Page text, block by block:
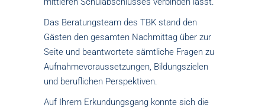
Das Beratungsteam des TBK stand den
Gästen den gesamten Nachmittag über zur
Seite und beantwortete sämtliche Fragen zu
Aufnahmevoraussetzungen, Bildungszielen
und beruflichen Perspektiven.
Auf Ihrem Erkundungsgang konnte sich die